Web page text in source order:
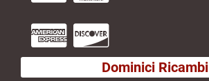
Dominici Ricambi